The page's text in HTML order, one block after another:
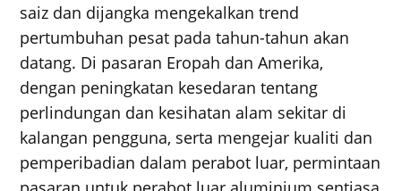
saiz dan dijangka mengekalkan trend
pertumbuhan pesat pada tahun-tahun akan
datang. Di pasaran Eropah dan Amerika,
dengan peningkatan kesedaran tentang
perlindungan dan kesihatan alam sekitar di
kalangan pengguna, serta mengejar kualiti dan
pemperibadian dalam perabot luar, permintaan